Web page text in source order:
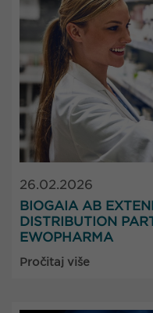
26.02.2026
BIOGAIA AB
DISTRIBUTION
EWOPHARMA
Pročitaj više